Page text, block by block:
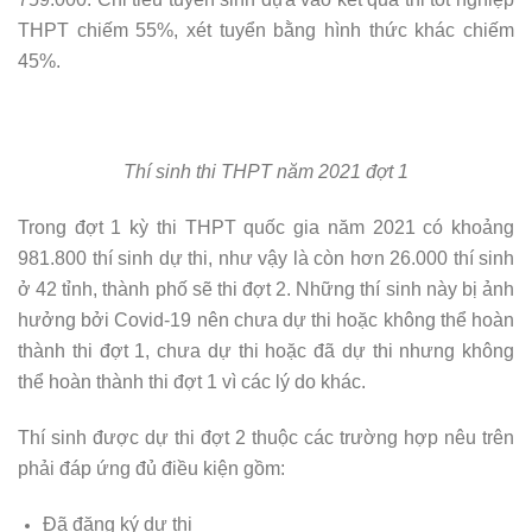
THPT chiếm 55%, xét tuyển bằng hình thức khác chiếm
45%.
Thí sinh thi THPT năm 2021 đợt 1
Trong đợt 1 kỳ thi THPT quốc gia năm 2021 có khoảng
981.800 thí sinh dự thi, như vậy là còn hơn 26.000 thí sinh
ở 42 tỉnh, thành phố sẽ thi đợt 2. Những thí sinh này bị ảnh
hưởng bởi Covid-19 nên chưa dự thi hoặc không thể hoàn
thành thi đợt 1, chưa dự thi hoặc đã dự thi nhưng không
thể hoàn thành thi đợt 1 vì các lý do khác.
Thí sinh được dự thi đợt 2 thuộc các trường hợp nêu trên
phải đáp ứng đủ điều kiện gồm:
Đã đăng ký dự thi